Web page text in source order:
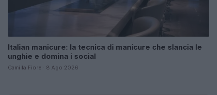
Italian manicure: la tecnica di manicure che slancia le
unghie e domina i social
Camilla Fiore · 8 Ago 2026